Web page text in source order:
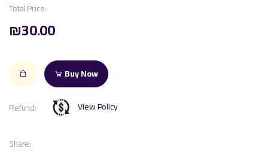
Total Price:
₪30.00
Buy Now
Refund: View Policy
Share: